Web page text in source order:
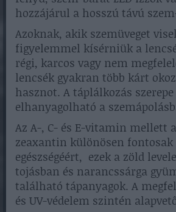
hozzájárul a hosszú távú
Azoknak, akik szemüveget
figyelemmel kísérniük a
régi, karcos vagy nem
lencsék gyakran több kárt
hasznot. A táplálkozás
elhanyagolható a
Az A-, C- és E-vitamin mellett
zeaxantin különösen
egészségéért, ezek a zöld
tojásban és narancssárga
található tápanyagok. A
és UV-védelem szintén